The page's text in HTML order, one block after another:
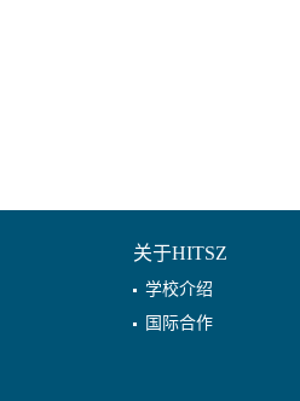
关于HITSZ
学校介绍
国际合作